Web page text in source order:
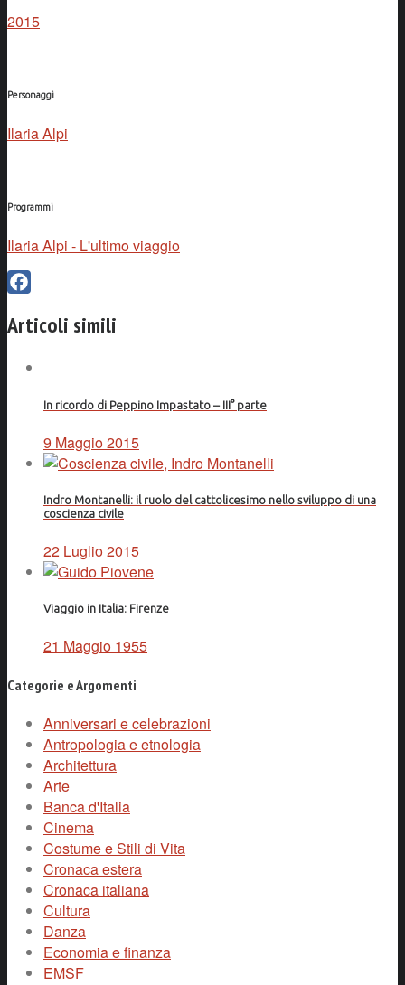
2015
Personaggi
Ilaria Alpi
Programmi
Ilaria Alpi - L'ultimo viaggio
Articoli simili
In ricordo di Peppino Impastato – III° parte
9 Maggio 2015
Indro Montanelli: il ruolo del cattolicesimo nello sviluppo di una
coscienza civile
22 Luglio 2015
Viaggio in Italia: Firenze
21 Maggio 1955
Categorie e Argomenti
Anniversari e celebrazioni
Antropologia e etnologia
Architettura
Arte
Banca d'Italia
Cinema
Costume e Stili di Vita
Cronaca estera
Cronaca italiana
Cultura
Danza
Economia e finanza
EMSF